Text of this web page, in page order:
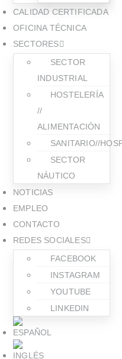
CALIDAD CERTIFICADA
OFICINA TÉCNICA
SECTORES
SECTOR
INDUSTRIAL
HOSTELERÍA
//
ALIMENTACIÓN
SANITARIO//
SECTOR
NÁUTICO
NOTICIAS
EMPLEO
CONTACTO
REDES SOCIALES
FACEBOOK
INSTAGRAM
YOUTUBE
LINKEDIN